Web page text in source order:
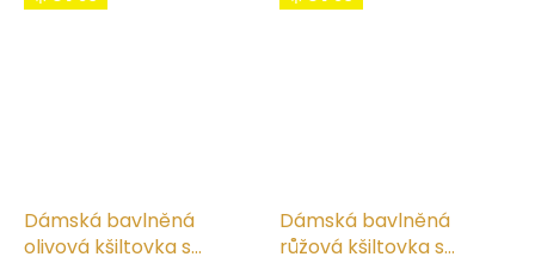
Dámská bavlněná
olivová kšiltovka s
Dámská bavlněná
růžová kšiltovka s